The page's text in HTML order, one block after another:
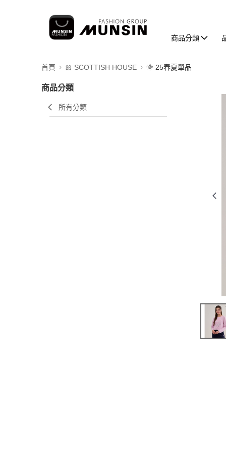
商品分類
首頁 🎀 SCOTTISH HOUSE 🌞 25春夏單品
商品分類
所有分類